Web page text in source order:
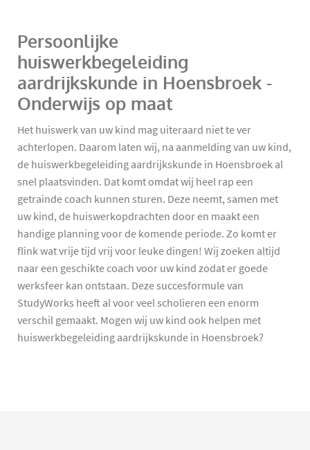
Persoonlijke
huiswerkbegeleiding
aardrijkskunde in Hoensbroek -
Onderwijs op maat
Het huiswerk van uw kind mag uiteraard niet te ver
achterlopen. Daarom laten wij, na aanmelding van uw kind,
de huiswerkbegeleiding aardrijkskunde in Hoensbroek al
snel plaatsvinden. Dat komt omdat wij heel rap een
getrainde coach kunnen sturen. Deze neemt, samen met
uw kind, de huiswerkopdrachten door en maakt een
handige planning voor de komende periode. Zo komt er
flink wat vrije tijd vrij voor leuke dingen! Wij zoeken altijd
naar een geschikte coach voor uw kind zodat er goede
werksfeer kan ontstaan. Deze succesformule van
StudyWorks heeft al voor veel scholieren een enorm
verschil gemaakt. Mogen wij uw kind ook helpen met
huiswerkbegeleiding aardrijkskunde in Hoensbroek?